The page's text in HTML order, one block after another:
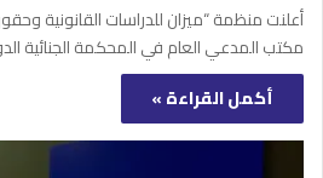
أعلنت منظمة “ميزان للدراسات القانونية
مكتب المدعي العام في المحكمة الجنائية
أكمل القراءة »